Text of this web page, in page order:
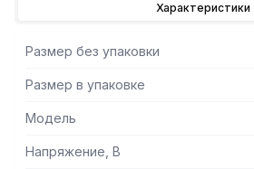
Характеристики
Размер без упаковки
Размер в упаковке
Модель
Напряжение, В